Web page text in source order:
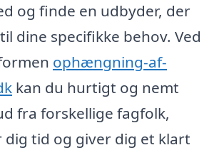
og finde en udbyder, der
dine specifikke behov. Ved
ophængning-af-
kan du hurtigt og nemt
fra forskellige fagfolk,
dig tid og giver dig et klart